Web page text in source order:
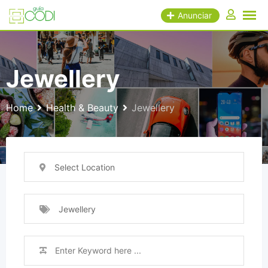
Skip
Anunciar
Jewellery
Home Health & Beauty Jewellery
Select Location
Jewellery